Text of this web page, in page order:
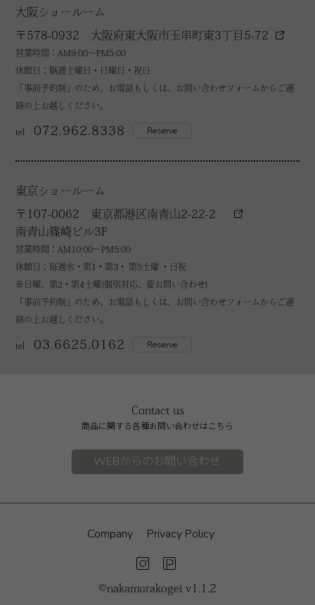
大阪ショールーム
〒578-0932 大阪府東大阪市玉串町東3丁目5-72
営業時間：AM9:00～PM5:00
休館日：隔週土曜日・日曜日・祝日
「事前予約制」のため、お電話もしくは、お問い合わせフォームからご連
絡の上お越しください。
tel 072.962.8338 Reserve
東京ショールーム
〒107-0062 東京都港区南青山2-22-2
南青山篠崎ビル3F
営業時間：AM10:00～PM5:00
休館日：毎週水・第1・第3・ 第5土曜 ・日祝
※日曜、第2・第4土曜(個別対応、要お問い合わせ)
「事前予約制」のため、お電話もしくは、お問い合わせフォームからご連
絡の上お越しください。
tel 03.6625.0162 Reserve
Contact us
商品に関する各種お問い合わせはこちら
WEBからのお問い合わせ
Company Privacy Policy
©nakamurakogei v1.1.2